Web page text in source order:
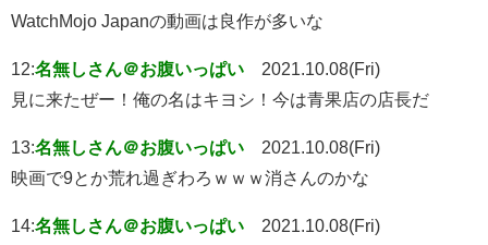
WatchMojo Japanの動画は良作が多いな
12:名無しさん＠お腹いっぱい
2021.10.08(Fri)
見に来たぜー！俺の名はキヨシ！今は青果店の店長だ
13:名無しさん＠お腹いっぱい
2021.10.08(Fri)
映画で9とか荒れ過ぎわろｗｗｗ消さんのかな
14:名無しさん＠お腹いっぱい
2021.10.08(Fri)